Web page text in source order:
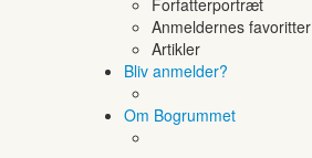
Forfatterportræt
Anmeldernes favoritter
Artikler
Bliv anmelder?
Om Bogrummet